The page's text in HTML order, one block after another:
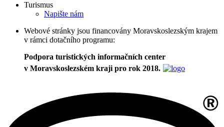
Turismus
Napište nám
Webové stránky jsou financovány Moravskoslezským krajem
v rámci dotačního programu:
Podpora turistických informačních center
v Moravskoslezském kraji pro rok 2018.